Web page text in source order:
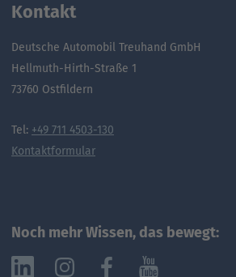
Kontakt
Deutsche Automobil Treuhand GmbH
Hellmuth-Hirth-Straße 1
73760 Ostfildern
Tel: +49 711 4503-130
Kontaktformular
Noch mehr Wissen, das bewegt: